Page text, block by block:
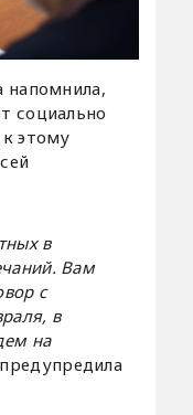
напомнила,
социально
этому
в
Вам
с
в
на
предупредила